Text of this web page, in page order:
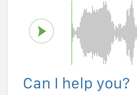
Can I help you?